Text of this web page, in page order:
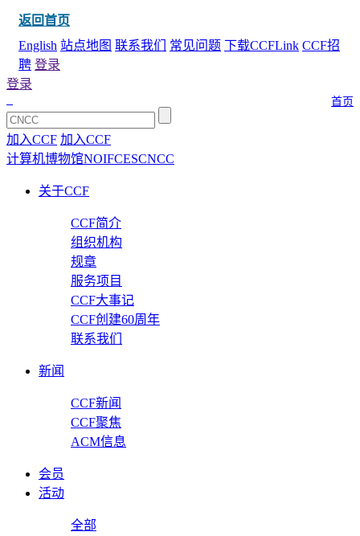
返回首页
English 站点地图 联系我们 常见问题 下载CCFLink CCF招
聘 登录
首页
登录
加入CCF 加入CCF
计算机博物馆NOIFCESCNCC
关于CCF
CCF简介
组织机构
规章
服务项目
CCF大事记
CCF创建60周年
联系我们
新闻
CCF新闻
CCF聚焦
ACM信息
会员
活动
全部